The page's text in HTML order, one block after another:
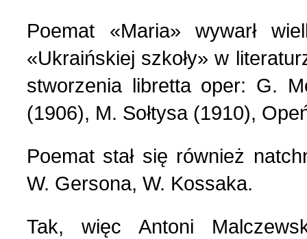
Poemat «Maria» wywarł
«Ukraińskiej szkoły» w
stworzenia libretta oper: G.
(1906), М. Sołtysa (1910),
Poemat stał się również
W. Gersona, W. Kossaka.
Tak, więc Antoni